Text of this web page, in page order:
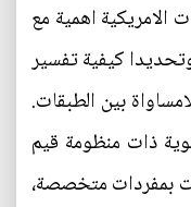
اهمية مع
كيفية تفسير
بين الطبقات.
ذات منظومة قيم
بمفردات متخصصة،